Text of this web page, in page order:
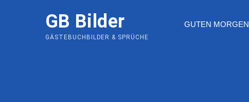
GB Bilder
GÄSTEBUCHBILDER & SPRÜCHE
GUTEN MORGEN